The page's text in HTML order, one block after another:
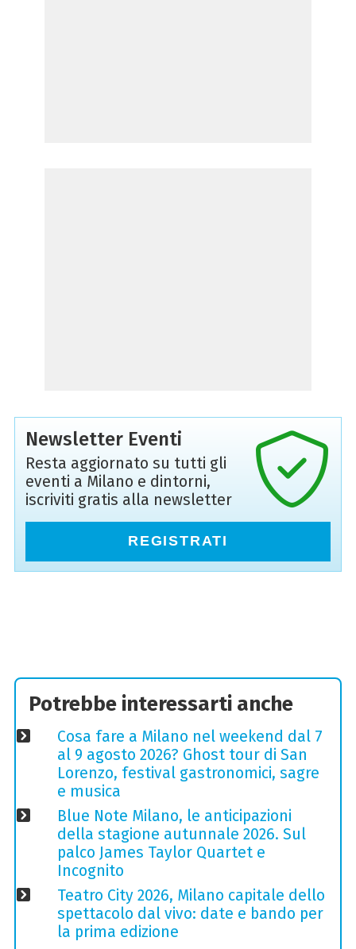
Newsletter Eventi
Resta aggiornato su tutti gli
eventi a Milano e dintorni,
iscriviti gratis alla newsletter
REGISTRATI
Potrebbe interessarti anche
Cosa fare a Milano nel weekend dal 7
al 9 agosto 2026? Ghost tour di San
Lorenzo, festival gastronomici, sagre
e musica
Blue Note Milano, le anticipazioni
della stagione autunnale 2026. Sul
palco James Taylor Quartet e
Incognito
Teatro City 2026, Milano capitale dello
spettacolo dal vivo: date e bando per
la prima edizione